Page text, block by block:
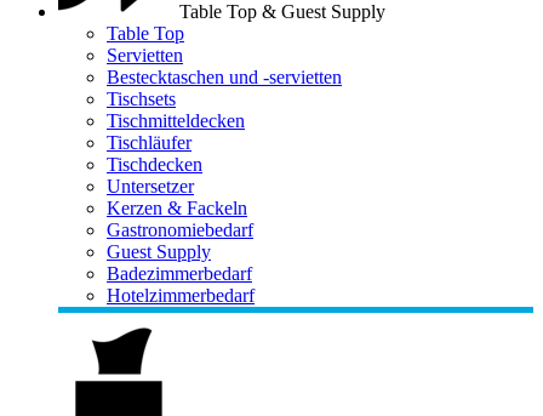
Table Top & Guest Supply
Table Top
Servietten
Bestecktaschen und -servietten
Tischsets
Tischmitteldecken
Tischläufer
Tischdecken
Untersetzer
Kerzen & Fackeln
Gastronomiebedarf
Guest Supply
Badezimmerbedarf
Hotelzimmerbedarf